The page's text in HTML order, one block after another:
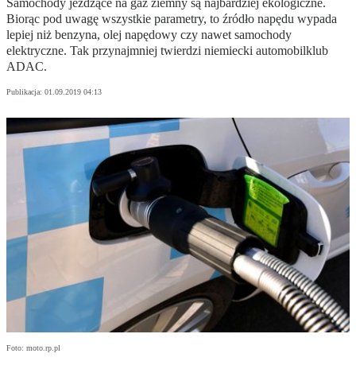
Samochody jeżdżące na gaz ziemny są najbardziej ekologiczne.
Biorąc pod uwagę wszystkie parametry, to źródło napędu wypada
lepiej niż benzyna, olej napędowy czy nawet samochody
elektryczne. Tak przynajmniej twierdzi niemiecki automobilklub
ADAC.
Publikacja: 01.09.2019 04:13
Foto: moto.rp.pl